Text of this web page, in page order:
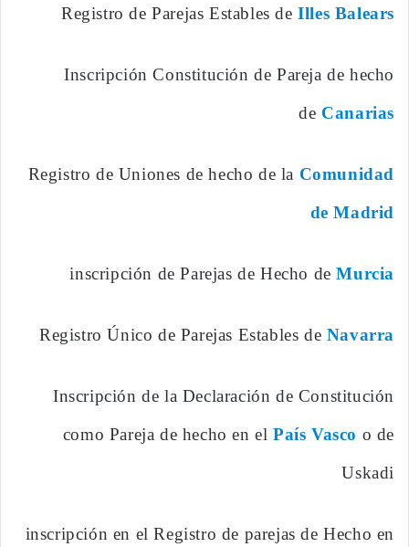
Registro de Parejas Estables de Illes Balears
Inscripción Constitución de Pareja de hecho
de Canarias
Registro de Uniones de hecho de la Comunidad
de Madrid
inscripción de Parejas de Hecho deMurcia
Registro Único de Parejas Estables de Navarra
Inscripción de la Declaración de Constitución
como Pareja de hecho en el País Vasco o de
Uskadi
inscripción en el Registro de parejas de Hecho en